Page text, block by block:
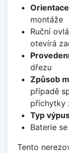
montáže
Ruční
otevírá
dřezu
Způsob
případě
příchytky
Typ
Baterie
Tento